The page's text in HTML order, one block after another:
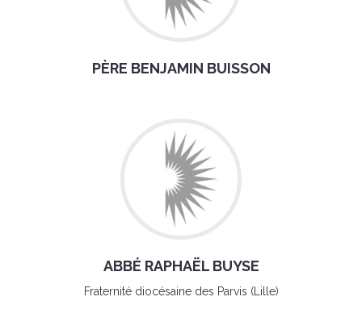
PÈRE BENJAMIN BUISSON
ABBÉ RAPHAËL BUYSE
Fraternité diocésaine des Parvis (Lille)